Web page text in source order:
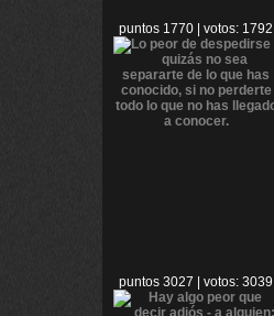
puntos 1770 | votos: 1792
puntos 3027 | votos: 3039